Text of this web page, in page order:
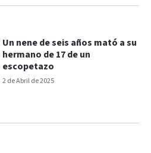
2 de Abril de 2025
Un nene de seis años mató a su
hermano de 17 de un
escopetazo